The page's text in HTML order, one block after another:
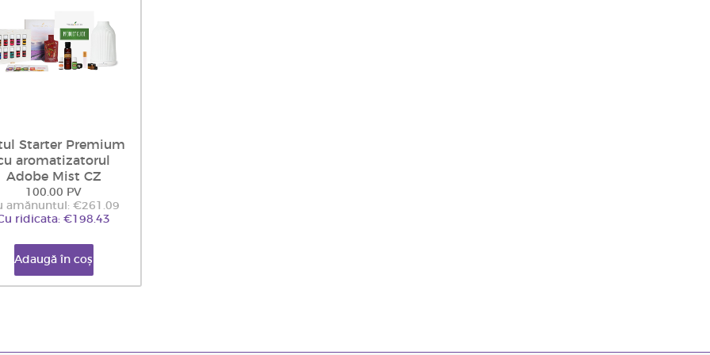
Starter Premium
aromatizatorul
Adobe Mist CZ
100.00 PV
amănuntul: €261.09
ridicata: €198.43
Adaugă în coș